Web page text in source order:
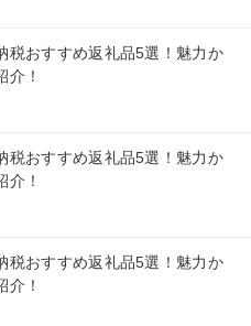
税おすすめ返礼品5選！魅力か
介！
税おすすめ返礼品5選！魅力か
介！
税おすすめ返礼品5選！魅力か
介！